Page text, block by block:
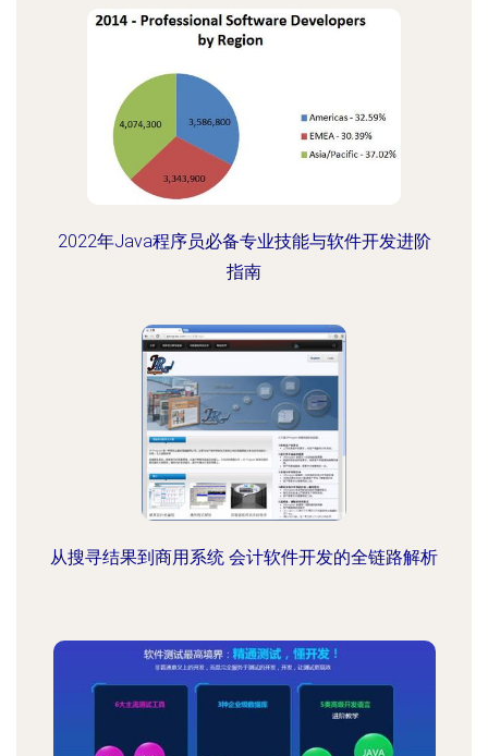
2022年Java程序员必备专业技能与软件开发进阶
指南
从搜寻结果到商用系统 会计软件开发的全链路解析